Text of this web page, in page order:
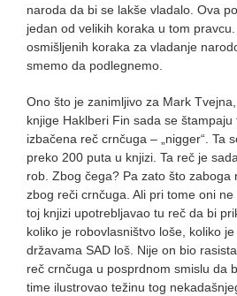
naroda da bi se lakše vladalo. Ova
jedan od velikih koraka u tom
osmišljenih koraka za vladanje
smemo da podlegnemo.
Ono što je zanimljivo za Mark
knjige Haklberi Fin sada se štampaju
izbačena reč crnčuga – „nigger“. Ta
preko 200 puta u knjizi. Ta reč je
rob. Zbog čega? Pa zato što zaboga
zbog reči crnčuga. Ali pri tome oni
toj knjizi upotrebljavao tu reč da bi
koliko je robovlasništvo loše, koliko
državama SAD loš. Nije on bio
reč crnčuga u posprdnom smislu da
time ilustrovao težinu tog